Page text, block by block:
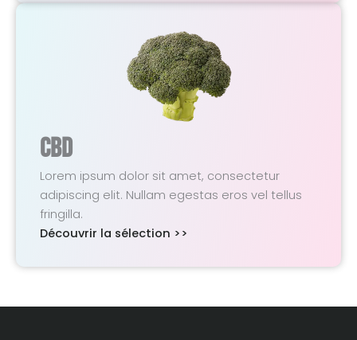
CBD
Lorem ipsum dolor sit amet, consectetur
adipiscing elit. Nullam egestas eros vel tellus
fringilla.
Découvrir la sélection >>